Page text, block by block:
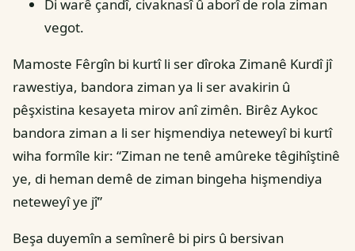
Di warê çandî, civaknasî û aborî de rola ziman
vegot.
Mamoste Fêrgîn bi kurtî li ser dîroka Zimanê Kurdî jî
rawestiya, bandora ziman ya li ser avakirin û
pêşxistina kesayeta mirov anî zimên. Birêz Aykoc
bandora ziman a li ser hişmendiya neteweyî bi kurtî
wiha formîle kir: “Ziman ne tenê amûreke têgihîştinê
ye, di heman demê de ziman bingeha hişmendiya
neteweyî ye jî”
Beşa duyemîn a semînerê bi pirs û bersivan